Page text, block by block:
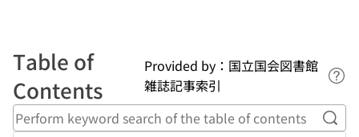
Table of
Contents
Provided by：国立国会図書館
雑誌記事索引